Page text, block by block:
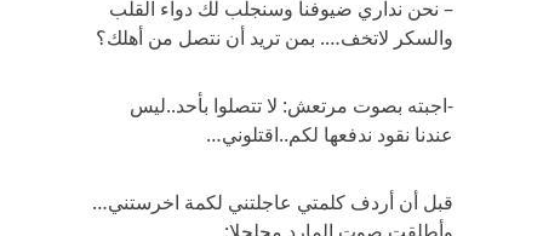
– نحن نداري ضيوفنا وسنجلب لك دواء القلب
والسكر لاتخف…. بمن تريد أن نتصل من أهلك؟
-اجبته بصوت مرتعش: لا تتصلوا بأحد..ليس
عندنا نقود ندفعها لكم..اقتلوني…
قبل أن أردف كلمتي عاجلتني لكمة اخرستني…